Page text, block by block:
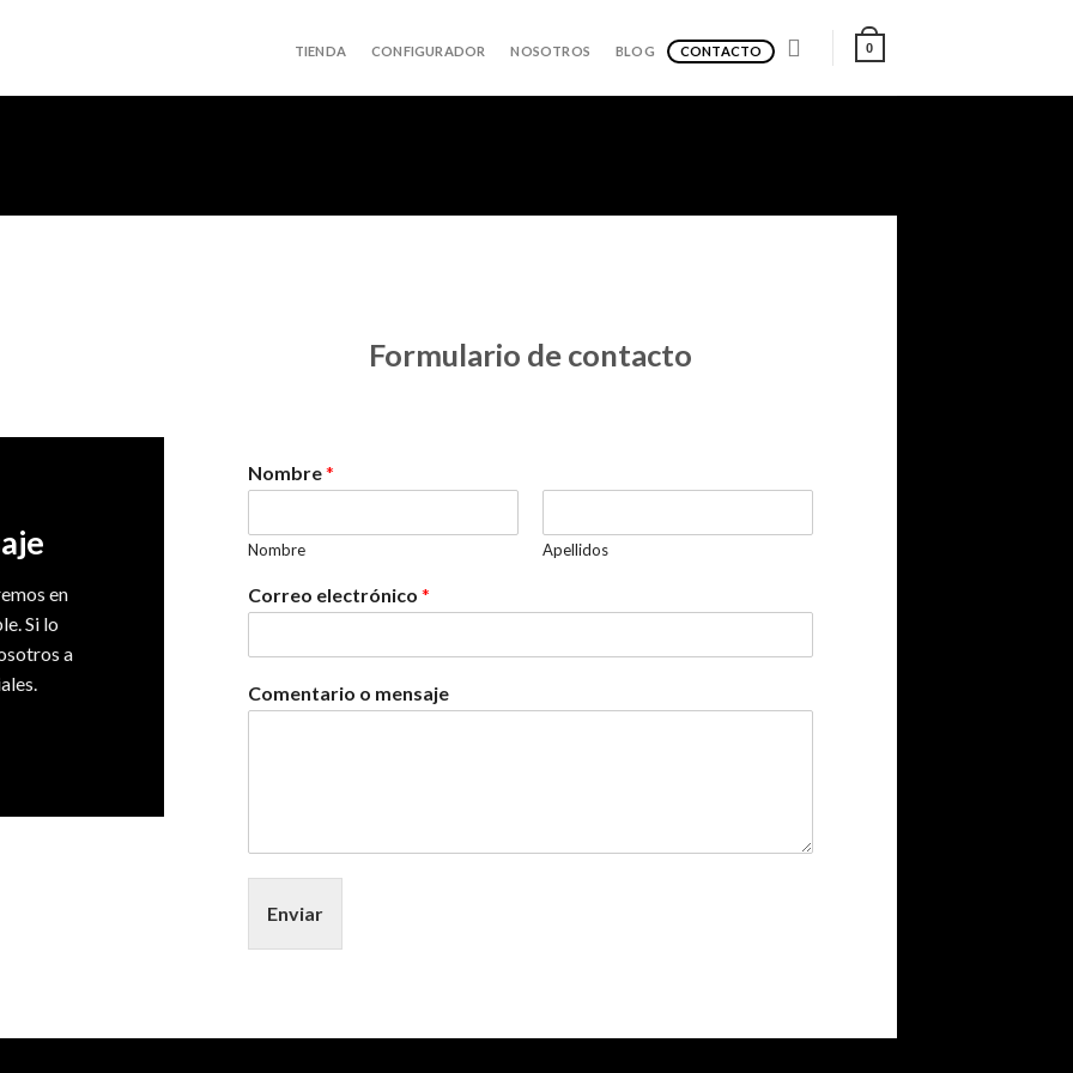
TIENDA CONFIGURADOR NOSOTROS BLOG CONTACTO 0
en
Si lo
a
Formulario de contacto
Nombre*
Nombre Apellidos
Correo electrónico *
Comentario o mensaje
Enviar